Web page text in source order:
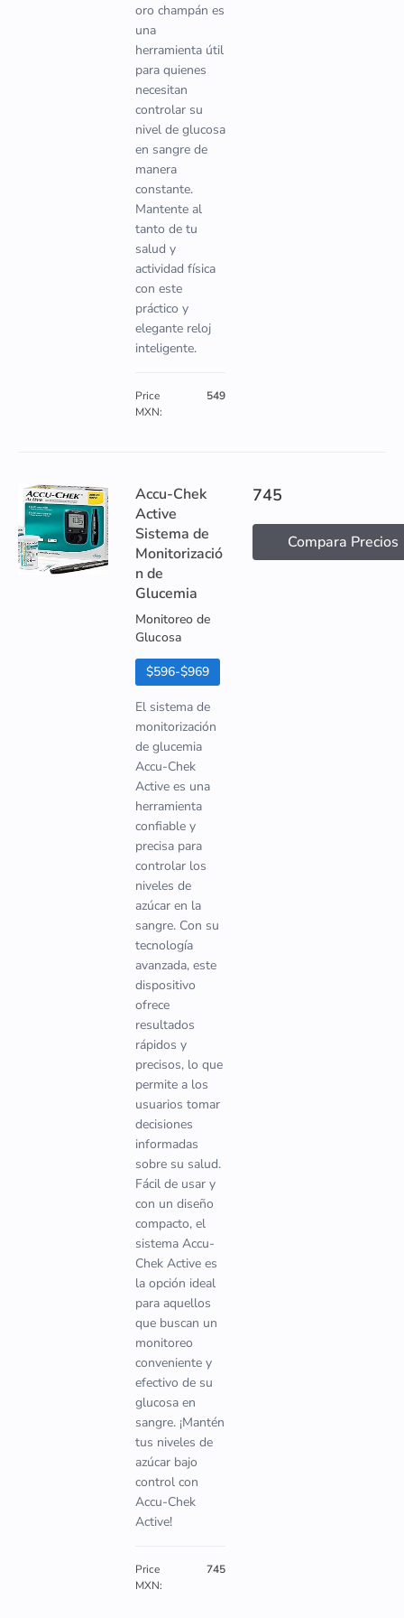
oro champán es
una
herramienta útil
para quienes
necesitan
controlar su
nivel de glucosa
en sangre de
manera
constante.
Mantente al
tanto de tu
salud y
actividad física
con este
práctico y
elegante reloj
inteligente.
Price
MXN:
549
Accu-Chek
Active
Sistema de
Monitorizació
n de
Glucemia
Monitoreo de
Glucosa
$596-$969
El sistema de
monitorización
de glucemia
Accu-Chek
Active es una
herramienta
confiable y
precisa para
controlar los
niveles de
azúcar en la
sangre. Con su
tecnología
avanzada, este
dispositivo
ofrece
resultados
rápidos y
precisos, lo que
permite a los
usuarios tomar
decisiones
informadas
sobre su salud.
Fácil de usar y
con un diseño
compacto, el
sistema Accu-
Chek Active es
la opción ideal
para aquellos
que buscan un
monitoreo
conveniente y
efectivo de su
glucosa en
sangre. ¡Mantén
tus niveles de
azúcar bajo
control con
Accu-Chek
Active!
Price
MXN:
745
745
Compara Precios